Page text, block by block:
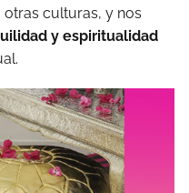
culturas, y nos
y espiritualidad